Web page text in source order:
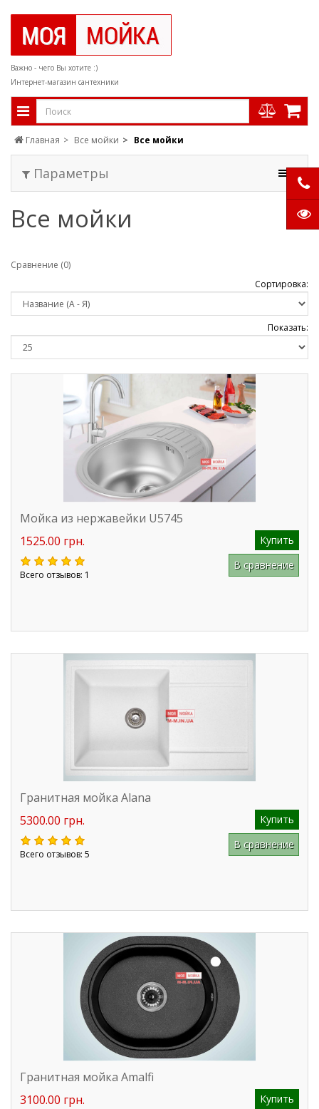
Важно - чего Вы хотите :)
Интернет-магазин сантехники
Главная Все мойки Все мойки
Параметры
Все мойки
Сравнение (0)
Сортировка:
Показать:
Мойка из нержавейки U5745
1525.00 грн.
Купить
Всего отзывов: 1
В сравнение
Гранитная мойка Alana
5300.00 грн.
Купить
Всего отзывов: 5
В сравнение
Гранитная мойка Amalfi
3100.00 грн.
Купить